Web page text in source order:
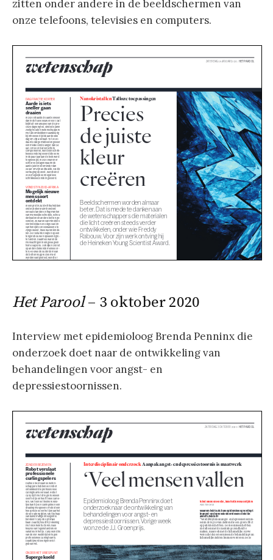
zitten onder andere in de beeldschermen van
onze telefoons, televisies en computers.
Het Parool– 3 oktober 2020
Interview met epidemioloog Brenda Penninx die
onderzoek doet naar de ontwikkeling van
behandelingen voor angst- en
depressiestoornissen.